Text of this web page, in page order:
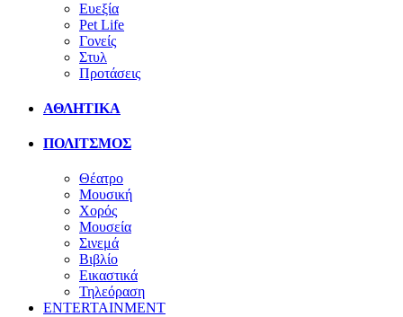
Ευεξία
Pet Life
Γονείς
Στυλ
Προτάσεις
ΑΘΛΗΤΙΚΑ
ΠΟΛΙΤΣΜΟΣ
Θέατρο
Μουσική
Χορός
Μουσεία
Σινεμά
Βιβλίο
Εικαστικά
Τηλεόραση
ENTERTAINMENT